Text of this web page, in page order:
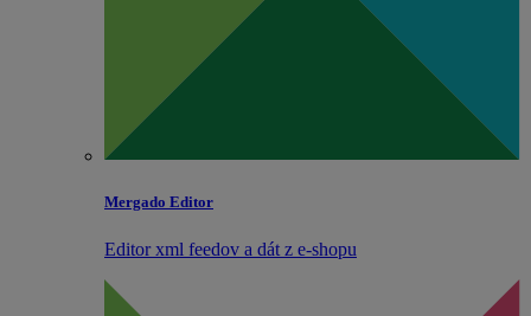
Mergado Editor
Editor xml feedov a dát z e‑shopu